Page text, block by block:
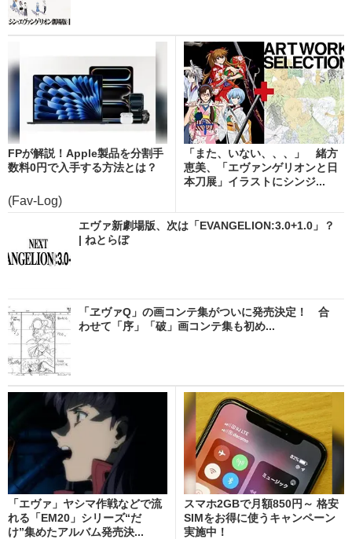
FPが解説！Apple製品を分割手
数料0円で入手する方法とは？
(Fav-Log)
「また、いない、、、」 緒方
恵美、「エヴァンゲリオンと日
本刀展」イラストにシンジ...
エヴァ新劇場版、次は「EVANGELION:3.0+1.0」？
| ねとらぼ
「ヱヴァQ」の画コンテ集がついに発売決定！ 合
わせて「序」「破」画コンテ集も初め...
「エヴァ」ヤシマ作戦などで流
れる「EM20」シリーズ“だ
け”集めたアルバム発売決...
スマホ2GBで月額850円～ 格安
SIMをお得に使うキャンペーン
実施中！